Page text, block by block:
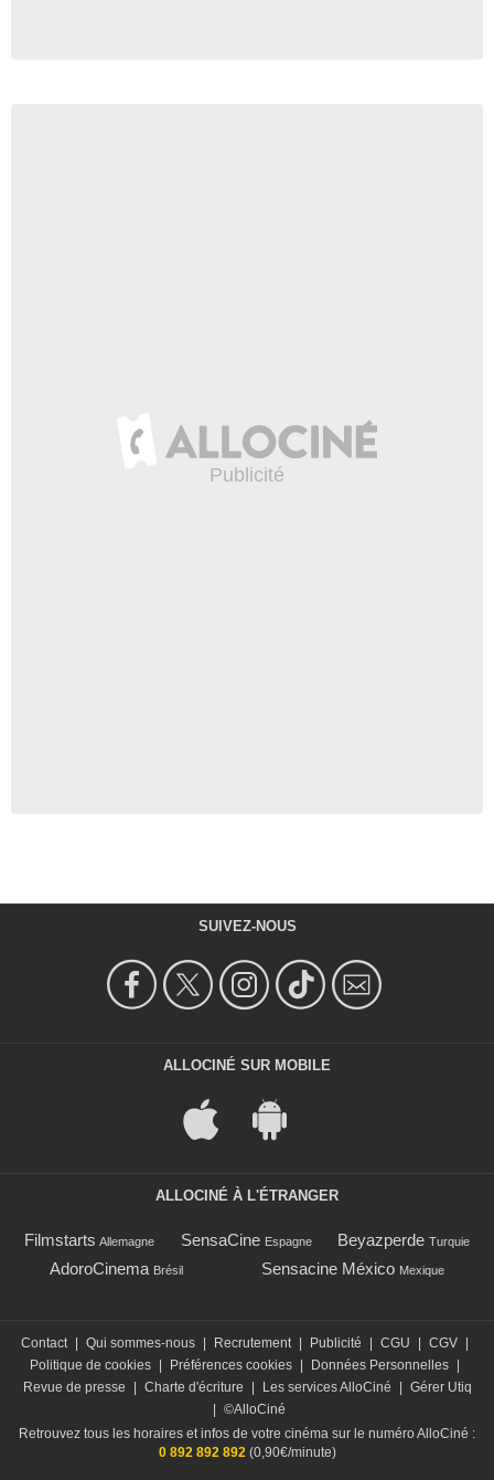
SUIVEZ-NOUS
ALLOCINÉ SUR MOBILE
ALLOCINÉ À L'ÉTRANGER
Filmstarts Allemagne SensaCine Espagne Beyazperde Turquie
AdoroCinema Brésil Sensacine México Mexique
Contact | Qui sommes-nous | Recrutement | Publicité | CGU | CGV |
Politique de cookies | Préférences cookies | Données Personnelles |
Revue de presse
| Charte d'écriture | Les services AlloCiné | Gérer Utiq
| ©AlloCiné
Retrouvez tous les horaires et infos de votre cinéma sur le numéro AlloCiné :
0 892 892 892(0,90€/minute)